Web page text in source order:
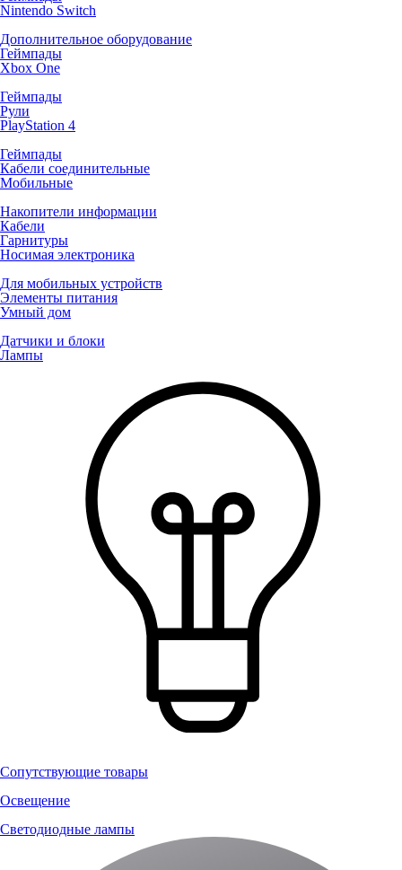
Nintendo Switch
Дополнительное оборудование
Геймпады
Xbox One
Геймпады
Рули
PlayStation 4
Геймпады
Кабели соединительные
Мобильные
Накопители информации
Кабели
Гарнитуры
Носимая электроника
Для мобильных устройств
Элементы питания
Умный дом
Датчики и блоки
Лампы
Сопутствующие товары
Освещение
Светодиодные лампы